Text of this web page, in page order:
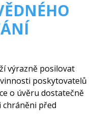
výrazně posilovat
poskytovatelů
o úvěru dostatečně
před